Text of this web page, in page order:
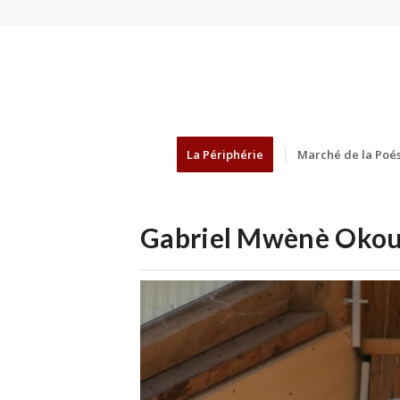
La Périphérie Marché de la
Gabriel Mwènè